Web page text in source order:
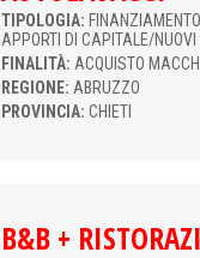
TIPOLOGIA:
APPORTI DI CAPITALE/NUOVI
FINALITÀ: ACQUISTO
REGIONE: ABRUZZO
PROVINCIA: CHIETI
B&B +